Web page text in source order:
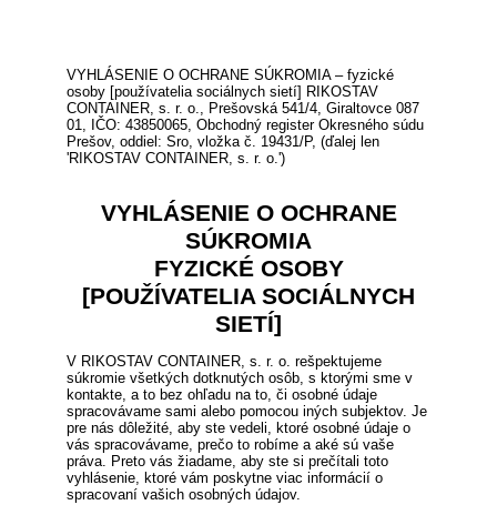
VYHLÁSENIE O OCHRANE SÚKROMIA – fyzické
osoby [používatelia sociálnych sietí] RIKOSTAV
CONTAINER, s. r. o., Prešovská 541/4, Giraltovce 087
01, IČO: 43850065, Obchodný register Okresného súdu
Prešov, oddiel: Sro, vložka č. 19431/P, (ďalej len
'RIKOSTAV CONTAINER, s. r. o.')
VYHLÁSENIE O OCHRANE
SÚKROMIA
FYZICKÉ OSOBY
[POUŽÍVATELIA SOCIÁLNYCH
SIETÍ]
V RIKOSTAV CONTAINER, s. r. o. rešpektujeme
súkromie všetkých dotknutých osôb, s ktorými sme v
kontakte, a to bez ohľadu na to, či osobné údaje
spracovávame sami alebo pomocou iných subjektov. Je
pre nás dôležité, aby ste vedeli, ktoré osobné údaje o
vás spracovávame, prečo to robíme a aké sú vaše
práva. Preto vás žiadame, aby ste si prečítali toto
vyhlásenie, ktoré vám poskytne viac informácií o
spracovaní vašich osobných údajov.